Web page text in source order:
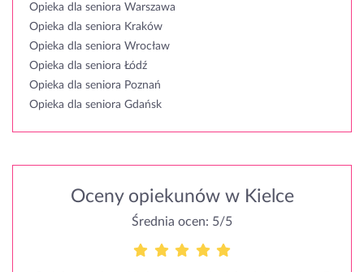
Opieka dla seniora Warszawa
Opieka dla seniora Kraków
Opieka dla seniora Wrocław
Opieka dla seniora Łódź
Opieka dla seniora Poznań
Opieka dla seniora Gdańsk
Oceny opiekunów w Kielce
Średnia ocen: 5/5